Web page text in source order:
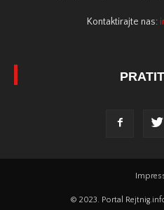
Kontaktirajte nas:
© 2023. Portal